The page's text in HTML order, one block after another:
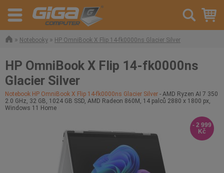
» Notebooky » HP OmniBook X Flip 14-fk0000ns Glacier Silver
HP OmniBook X Flip 14-fk0000ns
Glacier Silver
Notebook HP OmniBook X Flip 14-fk0000ns Glacier Silver - AMD Ryzen AI 7 350
2.0 GHz, 32 GB, 1024 GB SSD, AMD Radeon 860M, 14 palců 2880 x 1800 px,
Windows 11 Home
- 2 999
Kč